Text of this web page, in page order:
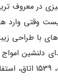
در معروف
وقتی وارد
با طراحی
رستوران، 3